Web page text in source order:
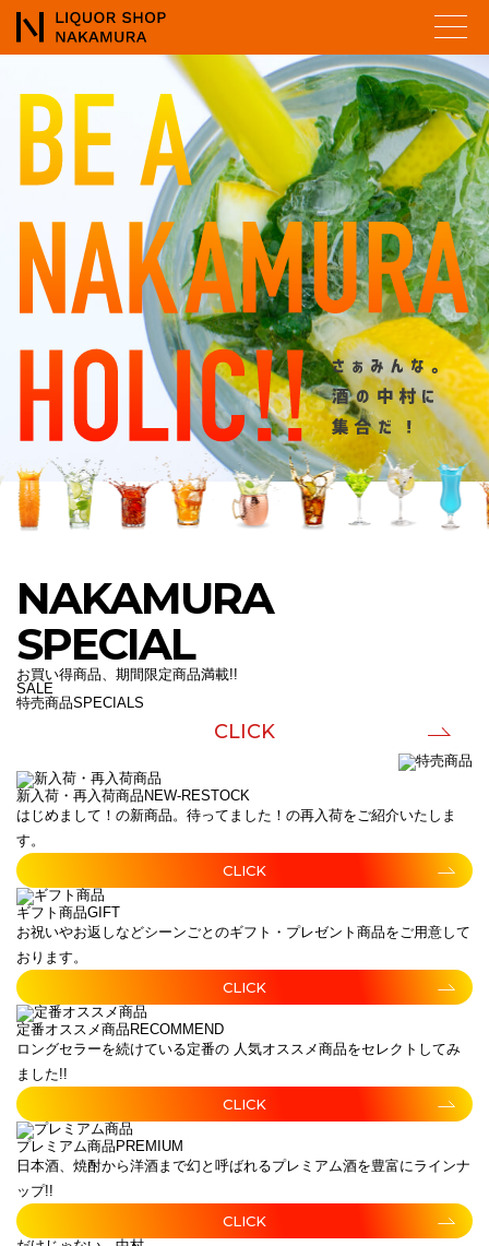
NAKAMURA
SPECIAL
お買い得商品、期間限定商品満載!!
SALE
特売商品SPECIALS
CLICK
新入荷・再入荷商品 NEW-RESTOCK
はじめまして！の新商品。待ってました！の再入荷をご紹介いたしま
す。
CLICK
ギフト商品GIFT
お祝いやお返しなどシーンごとのギフト・プレゼント商品をご用意して
おります。
CLICK
定番オススメ商品 RECOMMEND
ロングセラーを続けている定番の 人気オススメ商品をセレクトしてみ
ました!!
CLICK
プレミアム商品 PREMIUM
日本酒、焼酎から洋酒まで幻と呼ばれるプレミアム酒を豊富にラインナ
ップ!!
CLICK